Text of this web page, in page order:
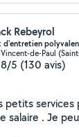
Rebeyrol
d'entretien
5 (130 avis)
petits services
salaire . Je